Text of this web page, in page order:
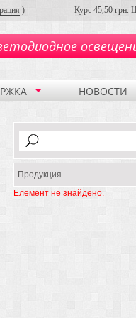
) Курс 45,50 грн.
НОВОСТИ
Продукция
Елемент не знайдено.